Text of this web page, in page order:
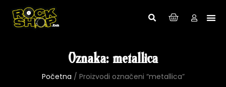
Oznaka: metallica
Početna / Proizvodi označeni “metallica”